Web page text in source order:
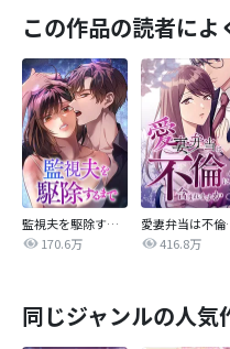
この作品の読者に
監視夫を駆除するまで
170.6万
愛妻弁
416.8万
同じジャンルの人気